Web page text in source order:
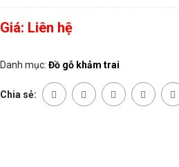
Giá: Liên hệ
Danh mục: Đồ gỗ khảm trai
Chia sẻ: